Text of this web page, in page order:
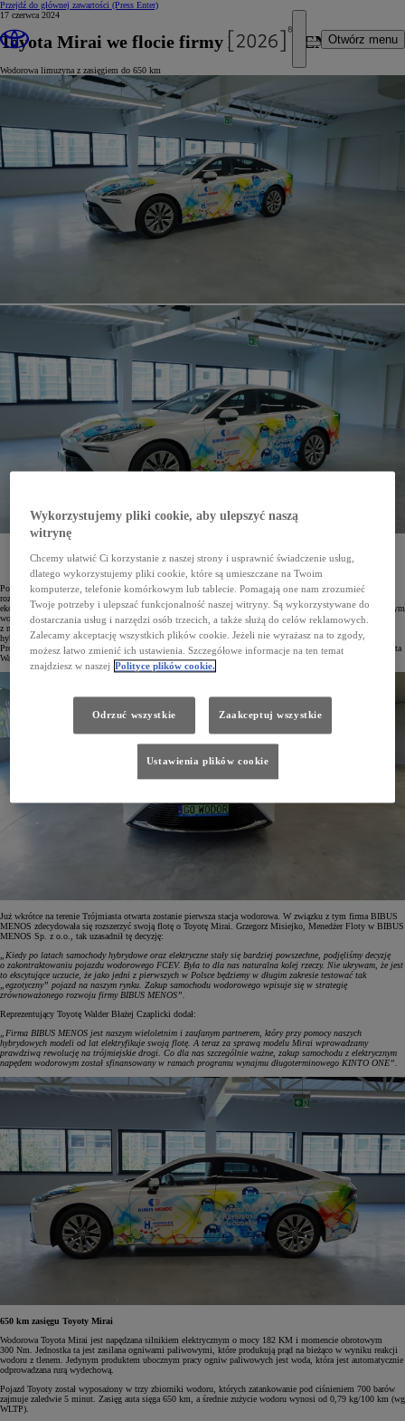
Przejdź do głównej zawartości (Press Enter)
Otwórz menu
17 czerwca 2024
Toyota Mirai we flocie firmy BIBUS MENOS
Wodorowa limuzyna z zasięgiem do 650 km
z elektrycznym napędem wodorowym. Elegancka limuzyna ma 650 km zasięgu i zużywa od 0,79
kg wodoru na 100 km.
Polsko-szwajcarska firma BIBUS MENOS mająca siedzibę w Gdańsku specjalizuje się w dostarczaniu
rozwiązań z dziedziny pneumatyki, mechatroniki, hydrauliki siłowej, automatyki, druku 3D, a także
ekomobilności (jak np. ładowarki AC i DC do samochodów elektrycznych oraz systemy tankowania sprężonym
wodorem GENO). Przedsiębiorstwo od lat konsekwentnie rozwija swoją flotę samochodów o pojazdy
z nowoczesnymi i ekologicznymi napędami. Pracownicy firmy poruszają się bezpiecznymi i niezawodnymi
hybrydami Toyoty. Oprócz modeli Yaris, Corolla, Camry i RAV4 firma korzysta także z aut z linii Toyota
Professional – PROACE i PROACE CITY. W sumie jest to już 59 Toyot. Samochody dostarcza salon Toyota
Walder.
Już wkrótce na terenie Trójmiasta otwarta zostanie pierwsza stacja wodorowa. W związku z tym firma BIBUS
MENOS zdecydowała się rozszerzyć swoją flotę o Toyotę Mirai. Grzegorz Misiejko, Menedżer Floty w BIBUS
MENOS Sp. z o.o., tak uzasadnił tę decyzję:
„Kiedy po latach samochody hybrydowe oraz elektryczne stały się bardziej powszechne, podjęliśmy decyzję
o zakontraktowaniu pojazdu wodorowego FCEV. Była to dla nas naturalna kolej rzeczy. Nie ukrywam, że jest
to ekscytujące uczucie, że jako jedni z pierwszych w Polsce będziemy w długim zakresie testować tak
„egzotyczny” pojazd na naszym rynku. Zakup samochodu wodorowego wpisuje się w strategię
zrównoważonego rozwoju firmy BIBUS MENOS”.
Reprezentujący Toyotę Walder Błażej Czaplicki dodał:
„Firma BIBUS MENOS jest naszym wieloletnim i zaufanym partnerem, który przy pomocy naszych
hybrydowych modeli od lat elektryfikuje swoją flotę. A teraz za sprawą modelu Mirai wprowadzamy
prawdziwą rewolucję na trójmiejskie drogi. Co dla nas szczególnie ważne, zakup samochodu z elektrycznym
napędem wodorowym został sfinansowany w ramach programu wynajmu długoterminowego KINTO ONE”.
650 km zasięgu Toyoty Mirai
Wodorowa Toyota Mirai jest napędzana silnikiem elektrycznym o mocy 182 KM i momencie obrotowym
300 Nm. Jednostka ta jest zasilana ogniwami paliwowymi, które produkują prąd na bieżąco w wyniku reakcji
wodoru z tlenem. Jedynym produktem ubocznym pracy ogniw paliwowych jest woda, która jest automatycznie
odprowadzana rurą wydechową.
Pojazd Toyoty został wyposażony w trzy zbiorniki wodoru, których zatankowanie pod ciśnieniem 700 barów
zajmuje zaledwie 5 minut. Zasięg auta sięga 650 km, a średnie zużycie wodoru wynosi od 0,79 kg/100 km (wg
WLTP).
Wykorzystujemy pliki cookie, aby ulepszyć naszą
witrynę
Chcemy ułatwić Ci korzystanie z naszej strony i usprawnić świadczenie usług,
dlatego wykorzystujemy pliki cookie, które są umieszczane na Twoim
komputerze, telefonie komórkowym lub tablecie. Pomagają one nam zrozumieć
Twoje potrzeby i ulepszać funkcjonalność naszej witryny. Są wykorzystywane do
dostarczania usług i narzędzi osób trzecich, a także służą do celów reklamowych.
Zalecamy akceptację wszystkich plików cookie. Jeżeli nie wyrażasz na to zgody,
możesz łatwo zmienić ich ustawienia. Szczegółowe informacje na ten temat
znajdziesz w naszej Polityce plików cookie.
Odrzuć wszystkie Zaakceptuj wszystkie
Ustawienia plików cookie